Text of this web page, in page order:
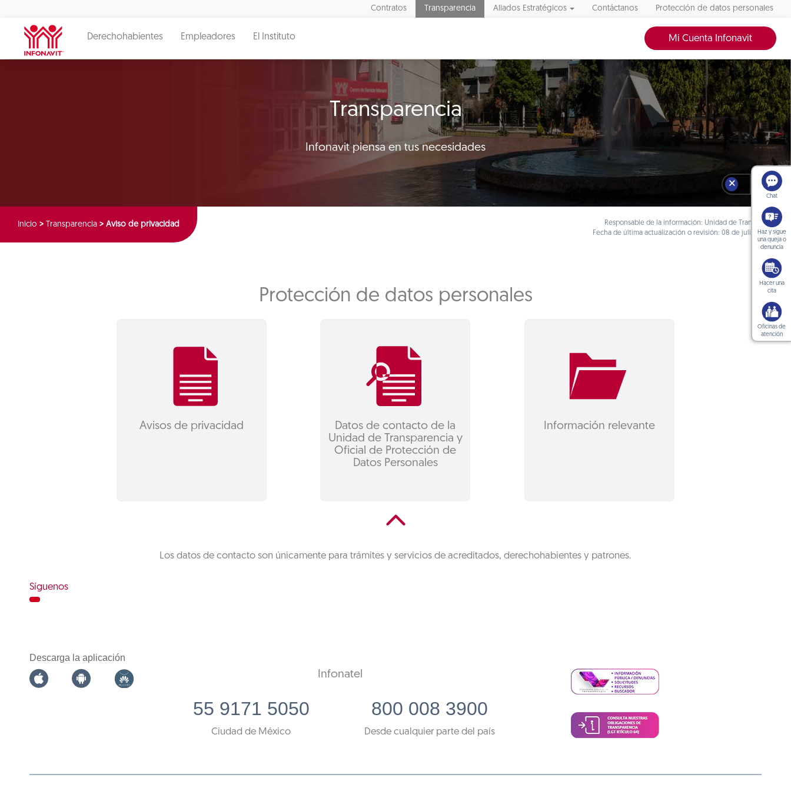
Contratos Transparencia Aliados Estratégicos Contáctanos Protección de datos personales
Derechohabientes Empleadores El Instituto Mi Cuenta Infonavit
Transparencia
Infonavit piensa en tus necesidades
Inicio > Transparencia > Aviso de privacidad
Responsable de la información: Unidad de Transparencia
Fecha de última actualización o revisión: 08 de julio de 2026
Protección de datos personales
Avisos de privacidad
Datos de contacto de la
Unidad de Transparencia y
Oficial de Protección de
Datos Personales
Información relevante
Los datos de contacto son únicamente para trámites y servicios de acreditados, derechohabientes y patrones.
Síguenos
Descarga la aplicación
Infonatel
55 9171 5050
Ciudad de México
800 008 3900
Desde cualquier parte del país
🗙
Chat
Haz y sigue
una queja o
denuncia
Hacer una
cita
Oficinas de
atención